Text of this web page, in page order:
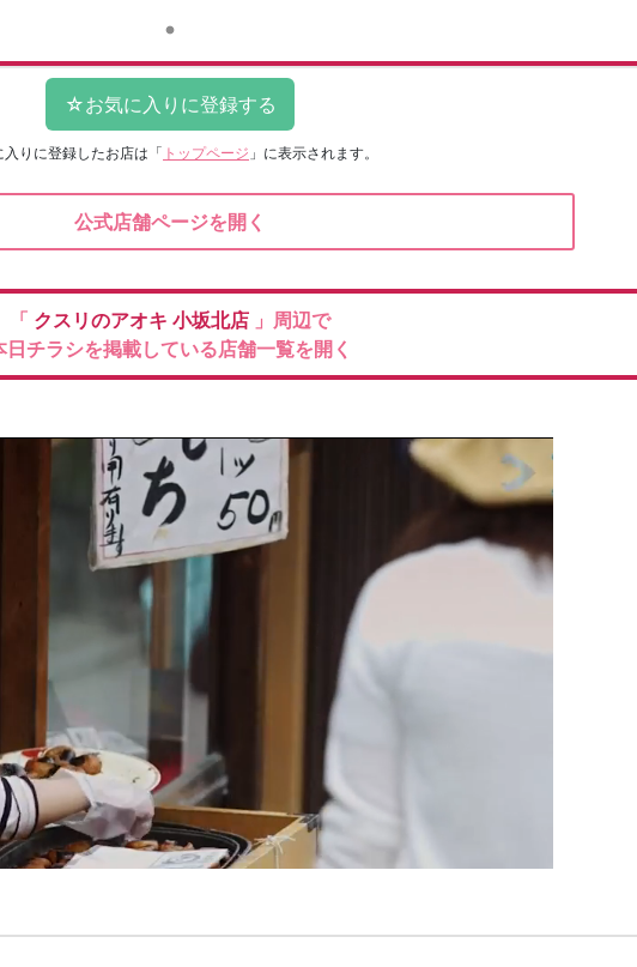
入りに登録したお店は 「 トップページ 」に表示されます。
公式店舗ページを開く
「 クスリのアオキ 小坂北店 」周辺で
日チラシを掲載している店舗一覧を開く